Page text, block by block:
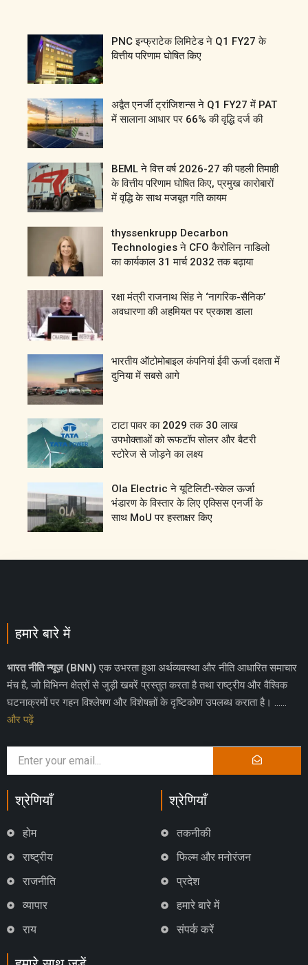
PNC इन्फ्राटेक लिमिटेड ने Q1 FY27 के
वित्तीय परिणाम घोषित किए
अद्वैत एनर्जी ट्रांजिशन्स ने Q1 FY27 में PAT
में सालाना आधार पर 66% की वृद्धि दर्ज की
BEML ने वित्त वर्ष 2026-27 की पहली तिमाही
के वित्तीय परिणाम घोषित किए, प्रमुख कारोबारों
में वृद्धि के साथ मजबूत गति कायम
thyssenkrupp Decarbon
Technologies ने CFO कैरोलिन नाडिलो
का कार्यकाल 31 मार्च 2032 तक बढ़ाया
रक्षा मंत्री राजनाथ सिंह ने ‘नागरिक-सैनिक’
अवधारणा की अहमियत पर प्रकाश डाला
भारतीय ऑटोमोबाइल कंपनियां ईवी ऊर्जा दक्षता में
दुनिया में सबसे आगे
टाटा पावर का 2029 तक 30 लाख
उपभोक्ताओं को रूफटॉप सोलर और बैटरी
स्टोरेज से जोड़ने का लक्ष्य
Ola Electric ने यूटिलिटी-स्केल ऊर्जा
भंडारण के विस्तार के लिए एक्सिस एनर्जी के
साथ MoU पर हस्ताक्षर किए
हमारे बारे में
भारत नीति न्यूज़ (BNN) एक उभरता हुआ अर्थव्यवस्था और नीति आधारित समाचार
मंच है, जो विभिन्न क्षेत्रों से जुड़ी खबरें प्रस्तुत करता है तथा राष्ट्रीय और वैश्विक
घटनाक्रमों पर गहन विश्लेषण और विशेषज्ञों के दृष्टिकोण उपलब्ध कराता है। ……
और पढ़ें
श्रेणियाँ
होम
राष्ट्रीय
राजनीति
व्यापार
राय
श्रेणियाँ
तकनीकी
फिल्म और मनोरंजन
प्रदेश
हमारे बारे में
संपर्क करें